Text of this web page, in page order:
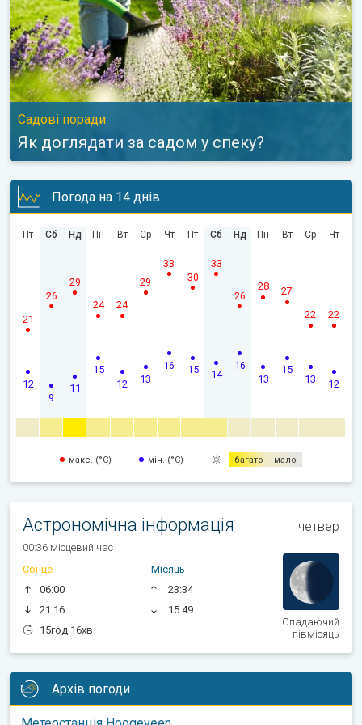
Садові поради
Як доглядати за садом у спеку?
Погода на 14 днів
Пт
12
21
Сб
9
26
Нд
11
29
Пн
15
24
Вт
12
24
Ср
13
29
Чт
16
33
Пт
15
30
Сб
14
33
Нд
16
26
Пн
13
28
Вт
15
27
Ср
13
22
Чт
12
22
макс. (°C) мін. (°C) багато мало
Астрономічна інформація четвер
00:36 місцевий час
Сонце
06:00
21:16
15год 16хв
Місяць
23:34
15:49
Спадаючий
півмісяць
Архів погоди